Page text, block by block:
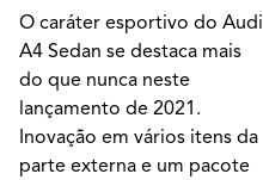
O caráter esportivo do Audi
A4 Sedan se destaca mais
do que nunca neste
lançamento de 2021.
Inovação em vários itens da
parte externa e um pacote